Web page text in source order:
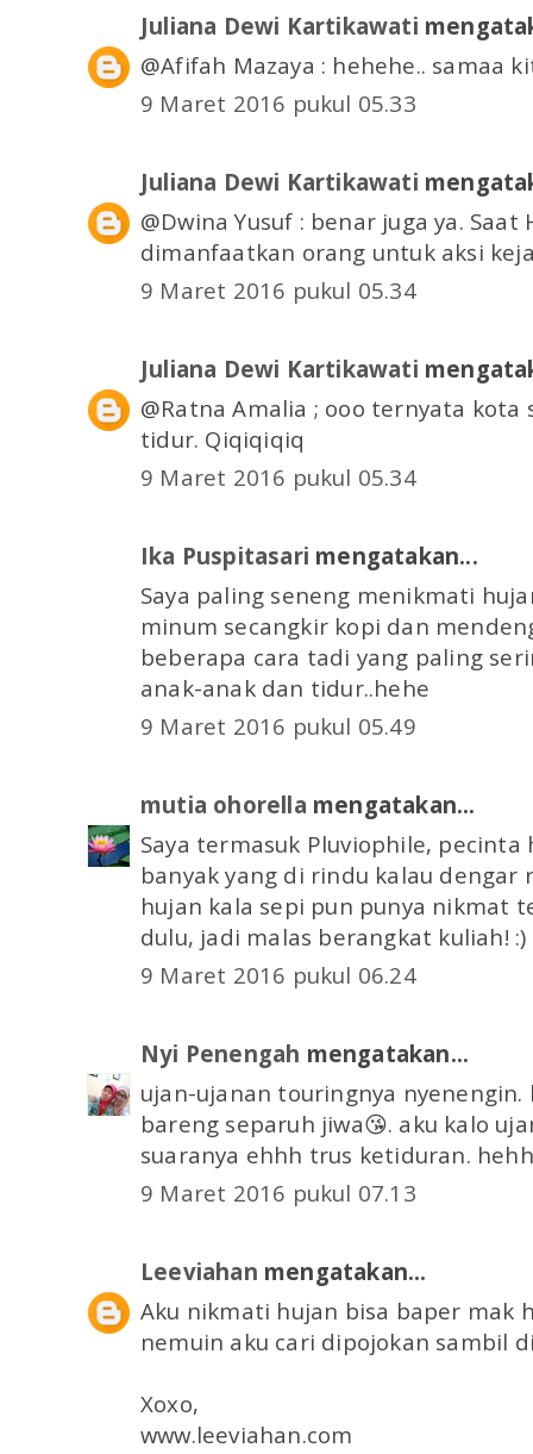
Juliana Dewi Kartikawati
@Afifah Mazaya : hehehe.. samaa
9 Maret 2016 pukul 05.33
Juliana Dewi Kartikawati
@Dwina Yusuf : benar juga ya.
dimanfaatkan orang untuk aksi
9 Maret 2016 pukul 05.34
Juliana Dewi Kartikawati
@Ratna Amalia ; ooo ternyata kota
tidur. Qiqiqiqiq
9 Maret 2016 pukul 05.34
Ika Puspitasari mengatakan...
Saya paling seneng menikmati
minum secangkir kopi dan
beberapa cara tadi yang paling
anak-anak dan tidur..hehe
9 Maret 2016 pukul 05.49
mutia ohorella mengatakan...
Saya termasuk Pluviophile, pecinta
banyak yang di rindu kalau dengar
hujan kala sepi pun punya nikmat
dulu, jadi malas berangkat kuliah! :)
9 Maret 2016 pukul 06.24
Nyi Penengah mengatakan...
ujan-ujanan touringnya
bareng separuh jiwa😘. aku kalo
suaranya ehhh trus ketiduran.
9 Maret 2016 pukul 07.13
Leeviahan mengatakan...
Aku nikmati hujan bisa baper mak
nemuin aku cari dipojokan sambil
Xoxo,
www.leeviahan.com